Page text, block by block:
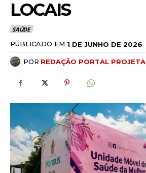
LOCAIS
SAÚDE
PUBLICADO EM 1 DE JUNHO DE 2026
POR REDAÇÃO PORTAL PROJETA